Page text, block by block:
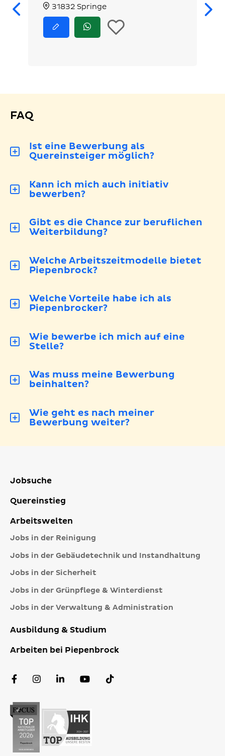
Zurück
31832 Springe
bewerben
Jetzt
via
In
FAQ
Ist eine Bewerbung als
Quereinsteiger möglich?
Kann ich mich auch initiativ
bewerben?
Gibt es die Chance zur beruflichen
Weiterbildung?
Welche Arbeitszeitmodelle bietet
Piepenbrock?
Welche Vorteile habe ich als
Piepenbrocker?
Wie bewerbe ich mich auf eine
Stelle?
Was muss meine Bewerbung
beinhalten?
Wie geht es nach meiner
Bewerbung weiter?
Jobsuche
Quereinstieg
Arbeitswelten
Jobs in der Reinigung
Jobs in der Gebäudetechnik und Instandhaltung
Jobs in der Sicherheit
Jobs in der Grünpflege & Winterdienst
Jobs in der Verwaltung & Administration
Ausbildung & Studium
Arbeiten bei Piepenbrock
FacebookInstagram
LinkedInYouTube